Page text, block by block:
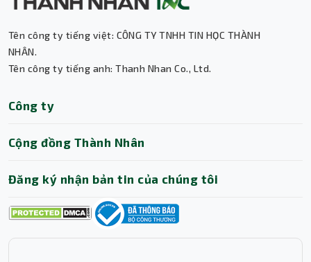
Tên công ty tiếng việt: CÔNG TY TNHH TIN HỌC THÀNH
NHÂN.
Tên công ty tiếng anh: Thanh Nhan Co., Ltd.
Công ty
Cộng đồng Thành Nhân
Đăng ký nhận bản tin của chúng tôi